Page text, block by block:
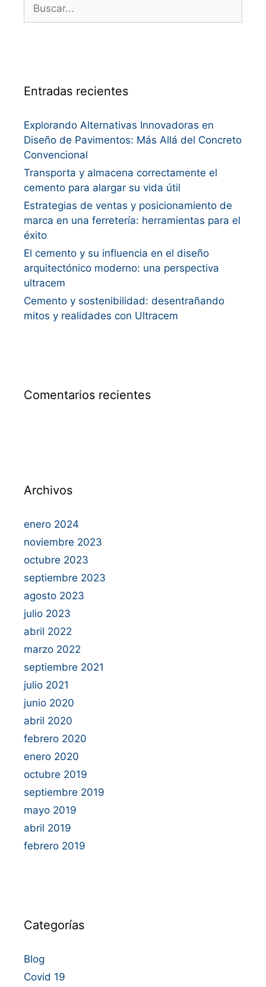
Entradas recientes
Explorando Alternativas Innovadoras en
Diseño de Pavimentos: Más Allá del Concreto
Convencional
Transporta y almacena correctamente el
cemento para alargar su vida útil
Estrategias de ventas y posicionamiento de
marca en una ferretería: herramientas para el
éxito
El cemento y su influencia en el diseño
arquitectónico moderno: una perspectiva
ultracem
Cemento y sostenibilidad: desentrañando
mitos y realidades con Ultracem
Comentarios recientes
Archivos
enero 2024
noviembre 2023
octubre 2023
septiembre 2023
agosto 2023
julio 2023
abril 2022
marzo 2022
septiembre 2021
julio 2021
junio 2020
abril 2020
febrero 2020
enero 2020
octubre 2019
septiembre 2019
mayo 2019
abril 2019
febrero 2019
Categorías
Blog
Covid 19